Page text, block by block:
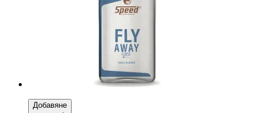
Добавяне